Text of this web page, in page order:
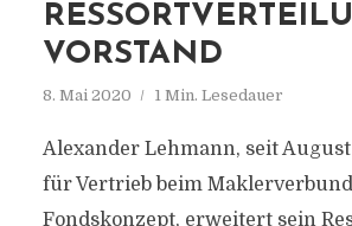
VORSTAND
8. Mai 2020 1 Min. Lesedauer
Alexander Lehmann, seit
für Vertrieb beim Maklerverbund
Fondskonzept, erweitert sein